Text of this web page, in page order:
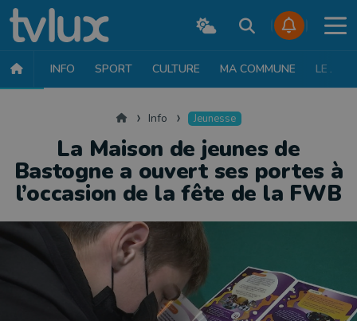
INFO SPORT CULTURE MA COMMUNE LE JT
AccueilInfo Jeunesse
La Maison de jeunes de
Bastogne a ouvert ses portes à
l’occasion de la fête de la FWB